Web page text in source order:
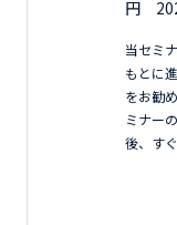
円
当セミ
もとに
をお勧
ミナー
後、す